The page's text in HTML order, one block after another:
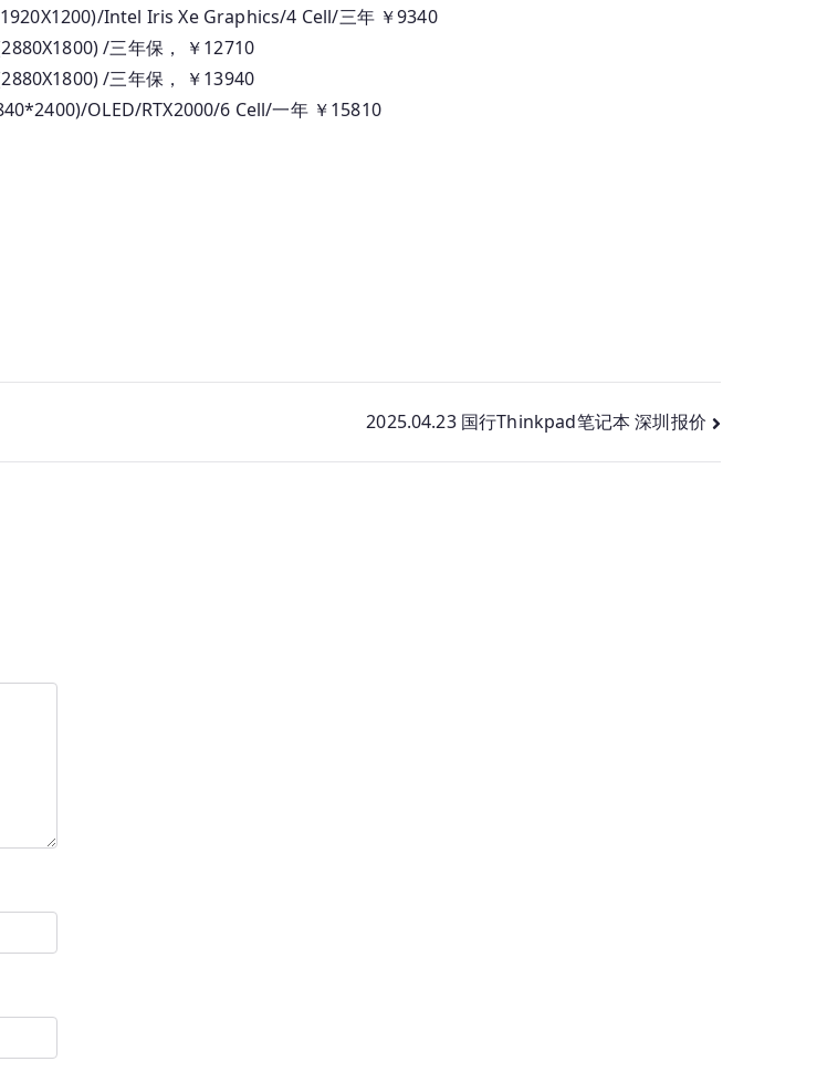
Intel Iris Xe Graphics/4 Cell/三年 ￥9340
/三年保， ￥12710
/三年保， ￥13940
OLED/RTX2000/6 Cell/一年 ￥15810
2025.04.23 国行Thinkpad笔记本 深圳报价